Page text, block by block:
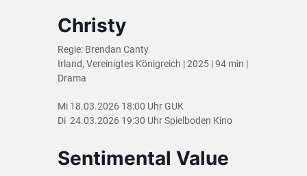
Christy
Regie: Brendan Canty
Irland, Vereinigtes Königreich | 2025 | 94 min |
Drama
Mi 18.03.2026 18:00 Uhr GUK
Di 24.03.2026 19:30 Uhr Spielboden Kino
Sentimental Value